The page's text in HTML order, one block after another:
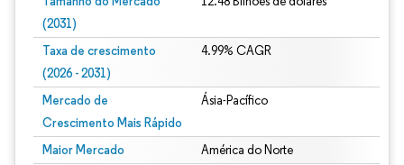
(2031)
Taxa de crescimento
(2026 - 2031)
4.99% CAGR
Mercado de
Crescimento Mais Rápido
Ásia-Pacífico
Maior Mercado América do Norte